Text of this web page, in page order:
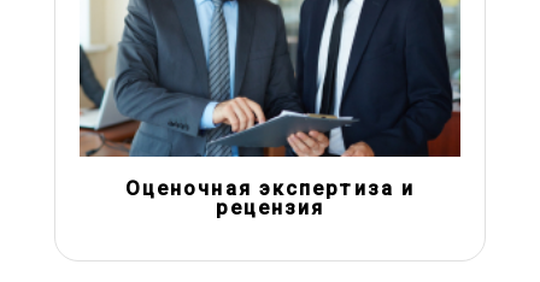
Оценочная экспертиза и
рецензия